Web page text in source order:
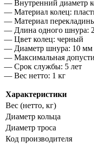
— Внутренний диаметр
— Материал колец:
— Материал
— Длина одного шнура:
— Цвет колец: черный
— Диаметр шнура: 10 мм
— Максимальная
— Срок службы: 5 лет
— Вес нетто: 1 кг
Характеристики
Вес (нетто, кг)
Диаметр кольца
Диаметр троса
Код производителя